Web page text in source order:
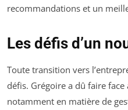
recommandations et un
Les défis d’un
Toute transition vers
défis. Grégoire a dû faire
notamment en matière de